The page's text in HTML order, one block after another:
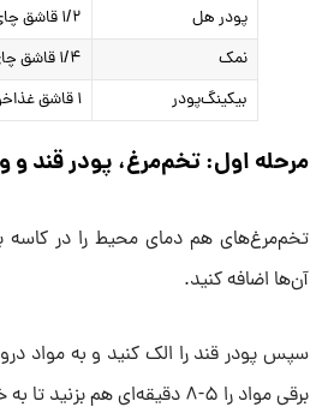
پودر هل
۱/۲ قاشق چای‌خوری
نمک
۱/۴ قاشق چای‌خوری
بیکینگ‌پودر
۱ قاشق غذاخوری
مرحله اول: تخم‌مرغ، پودر قند و
تخم‌مرغ‌های هم دمای محیط را در کاسه
آن‌ها اضافه کنید.
سپس پودر قند را الک کنید و به مواد
برقی مواد را ۵-۸ دقیقه‌ای هم بزنید تا به خوبی با هم ترکیب شوند.